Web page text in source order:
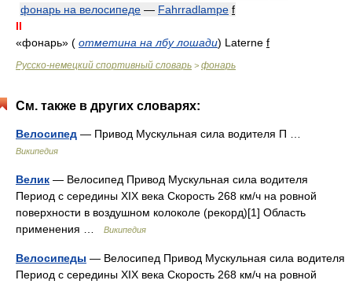
фонарь на велосипеде — Fahrradlampe f
II
«фонарь» ( отметина на лбу лошади) Laterne f
Русско-немецкий спортивный словарь > фонарь
См. также в других словарях:
Велосипед — Привод Мускульная сила водителя П …
Википедия
Велик — Велосипед Привод Мускульная сила водителя
Период с середины XIX века Скорость 268 км/ч на ровной
поверхности в воздушном колоколе (рекорд)[1] Область
применения …
Википедия
Велосипеды — Велосипед Привод Мускульная сила водителя
Период с середины XIX века Скорость 268 км/ч на ровной